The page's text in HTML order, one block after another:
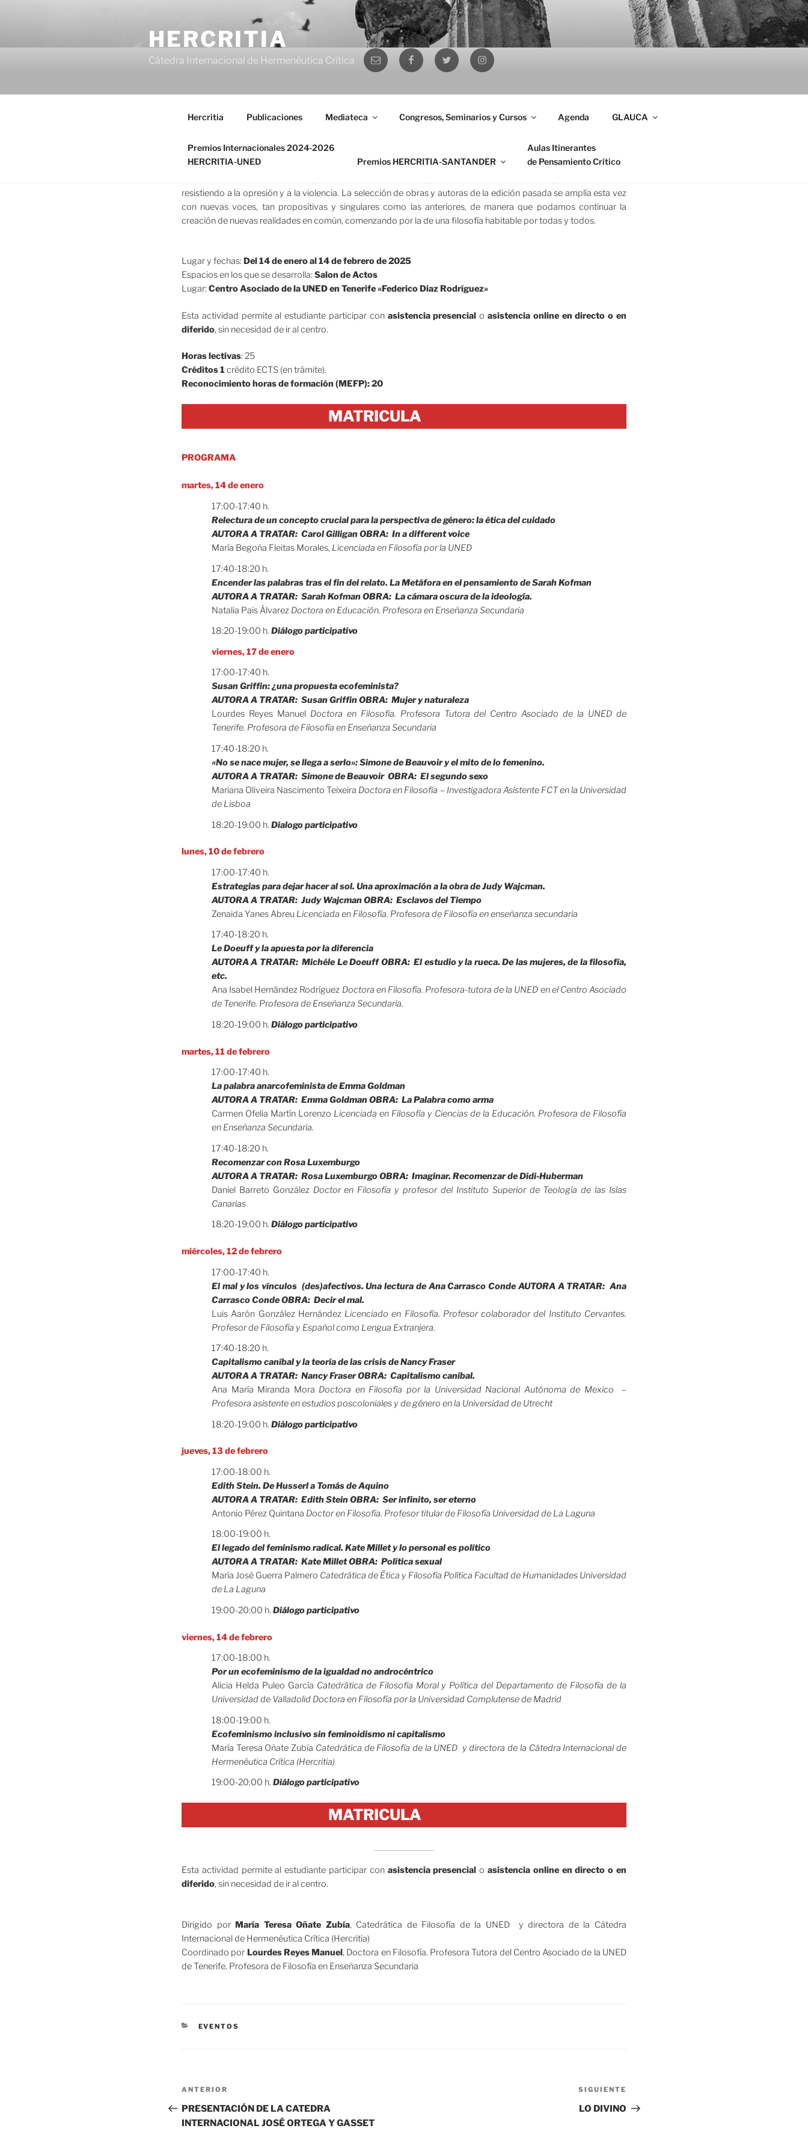
HERCRITIA
Cátedra Internacional de Hermenéutica Crítica
Hercritia Publicaciones Mediateca Congresos, Seminarios y Cursos Agenda GLAUCA
Premios Internacionales 2024-2026
HERCRITIA-UNED
Premios HERCRITIA-SANTANDER
Aulas Itinerantes
de Pensamiento Crítico
recorrido por el pensamiento de filósofas contemporáneas. El movimiento feminista ha impuesto, también a la
filosofía, un nuevo imperativo por el cual no cabe sino problematizar la historia canónica de la filosofía y, más aún,
resistiendo a la opresión y a la violencia. La selección de obras y autoras de la edición pasada se amplía esta vez
con nuevas voces, tan propositivas y singulares como las anteriores, de manera que podamos continuar la
creación de nuevas realidades en común, comenzando por la de una filosofía habitable por todas y todos.
Lugar y fechas: Del 14 de enero al 14 de febrero de 2025
Espacios en los que se desarrolla: Salon de Actos
Lugar: Centro Asociado de la UNED en Tenerife «Federico Diaz Rodríguez»
Esta actividad permite al estudiante participar conasistencia presencial oasistencia online en directo o en
diferido, sin necesidad de ir al centro.
Horas lectivas: 25
Créditos1 crédito ECTS (en trámite).
Reconocimiento horas de formación (MEFP): 20
MATRICULA
PROGRAMA
martes, 14 de enero
17:00-17:40 h.
Relectura de un concepto crucial para la perspectiva de género: la ética del cuidado
AUTORA A TRATAR: Carol Gilligan OBRA: In a different voice
María Begoña Fleitas Morales, Licenciada en Filosofía por la UNED
17:40-18:20 h.
Encender las palabras tras el fin del relato. La Metáfora en el pensamiento de Sarah Kofman
AUTORA A TRATAR: Sarah Kofman OBRA: La cámara oscura de la ideología.
Natalia Pais Álvarez Doctora en Educación. Profesora en Enseñanza Secundaria
18:20-19:00 h. Diálogo participativo
viernes, 17 de enero
17:00-17:40 h.
Susan Griffin: ¿una propuesta ecofeminista?
AUTORA A TRATAR: Susan Griffin OBRA: Mujer y naturaleza
Lourdes Reyes Manuel Doctora en Filosofía. Profesora Tutora del Centro Asociado de la UNED de
Tenerife. Profesora de Filosofía en Enseñanza Secundaria
17:40-18:20 h.
«No se nace mujer, se llega a serlo»: Simone de Beauvoir y el mito de lo femenino.
AUTORA A TRATAR: Simone de Beauvoir OBRA: El segundo sexo
Mariana Oliveira Nascimento Teixeira Doctora en Filosofía – Investigadora Asistente FCT en la Universidad
de Lisboa
18:20-19:00 h. Dialogo participativo
lunes, 10 de febrero
17:00-17:40 h.
Estrategias para dejar hacer al sol. Una aproximación a la obra de Judy Wajcman.
AUTORA A TRATAR: Judy Wajcman OBRA: Esclavos del Tiempo
Zenaida Yanes Abreu Licenciada en Filosofía. Profesora de Filosofía en enseñanza secundaria
17:40-18:20 h.
Le Doeuff y la apuesta por la diferencia
AUTORA A TRATAR: Michéle Le Doeuff OBRA: El estudio y la rueca. De las mujeres, de la filosofía,
etc.
Ana Isabel Hernández Rodríguez Doctora en Filosofía. Profesora-tutora de la UNED en el Centro Asociado
de Tenerife. Profesora de Enseñanza Secundaria.
18:20-19:00 h. Diálogo participativo
martes, 11 de febrero
17:00-17:40 h.
La palabra anarcofeminista de Emma Goldman
AUTORA A TRATAR: Emma Goldman OBRA: La Palabra como arma
Carmen Ofelia Martín Lorenzo Licenciada en Filosofía y Ciencias de la Educación. Profesora de Filosofía
en Enseñanza Secundaria.
17:40-18:20 h.
Recomenzar con Rosa Luxemburgo
AUTORA A TRATAR: Rosa Luxemburgo OBRA: Imaginar. Recomenzar de Didi-Huberman
Daniel Barreto González Doctor en Filosofía y profesor del Instituto Superior de Teología de las Islas
Canarias
18:20-19:00 h. Diálogo participativo
miércoles, 12 de febrero
17:00-17:40 h.
El mal y los vínculos (des)afectivos. Una lectura de Ana Carrasco Conde AUTORA A TRATAR: Ana
Carrasco Conde OBRA: Decir el mal.
Luis Aarón González Hernández Licenciado en Filosofía. Profesor colaborador del Instituto Cervantes.
Profesor de Filosofía y Español como Lengua Extranjera.
17:40-18:20 h.
Capitalismo caníbal y la teoría de las crisis de Nancy Fraser
AUTORA A TRATAR: Nancy Fraser OBRA: Capitalismo caníbal.
Ana María Miranda Mora Doctora en Filosofía por la Universidad Nacional Autónoma de Mexico –
Profesora asistente en estudios poscoloniales y de género en la Universidad de Utrecht
18:20-19:00 h. Diálogo participativo
jueves, 13 de febrero
17:00-18:00 h.
Edith Stein. De Husserl a Tomás de Aquino
AUTORA A TRATAR: Edith Stein OBRA: Ser infinito, ser eterno
Antonio Pérez Quintana Doctor en Filosofía. Profesor titular de Filosofía Universidad de La Laguna
18:00-19:00 h.
El legado del feminismo radical. Kate Millet y lo personal es político
AUTORA A TRATAR: Kate Millet OBRA: Política sexual
María José Guerra Palmero Catedrática de Ética y Filosofía Política Facultad de Humanidades Universidad
de La Laguna
19:00-20:00 h. Diálogo participativo
viernes, 14 de febrero
17:00-18:00 h.
Por un ecofeminismo de la igualdad no androcéntrico
Alicia Helda Puleo García Catedrática de Filosofía Moral y Política del Departamento de Filosofía de la
Universidad de Valladolid Doctora en Filosofía por la Universidad Complutense de Madrid
18:00-19:00 h.
Ecofeminismo inclusivo sin feminoidismo ni capitalismo
María Teresa Oñate Zubía Catedrática de Filosofía de la UNED y directora de la Cátedra Internacional de
Hermenéutica Crítica (Hercritia)
19:00-20:00 h. Diálogo participativo
MATRICULA
Esta actividad permite al estudiante participar conasistencia presencial oasistencia online en directo o en
diferido, sin necesidad de ir al centro.
Dirigido porMaría Teresa Oñate Zubía, Catedrática de Filosofía de la UNED y directora de la Cátedra
Internacional de Hermenéutica Crítica (Hercritia)
Coordinado por Lourdes Reyes Manuel, Doctora en Filosofía. Profesora Tutora del Centro Asociado de la UNED
de Tenerife. Profesora de Filosofía en Enseñanza Secundaria
CATEGORÍAS
EVENTOS
Navegación
de
entradas
Entrada
anterior:
ANTERIOR
PRESENTACIÓN DE LA CATEDRA
INTERNACIONAL JOSÉ ORTEGA Y GASSET
entrada
SIGUIENTE
LO DIVINO
Correo
electrónico
FacebookTwitter Instagram